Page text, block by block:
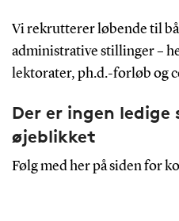
Vi rekrutterer løbende til
administrative stillinger –
lektorater, ph.d.-forløb og
Der er ingen ledige
øjeblikket
Følg med her på siden for